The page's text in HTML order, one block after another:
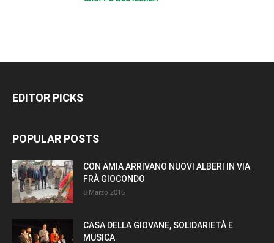
EDITOR PICKS
POPULAR POSTS
CON AMIA ARRIVANO NUOVI ALBERI IN VIA
FRÀ GIOCONDO
8 Marzo 2016
CASA DELLA GIOVANE, SOLIDARIETÀ E
MUSICA